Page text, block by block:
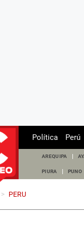
Política Perú
AREQUIPA
PIURA PUNO
> PERU